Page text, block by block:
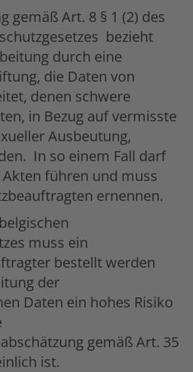
gemäß Art. 8 § 1 (2) des
bezieht
durch eine
die Daten von
denen schwere
in Bezug auf vermisste
Ausbeutung,
In so einem Fall darf
führen und muss
ernennen.
muss ein
bestellt werden
der
Daten ein hohes Risiko
gemäß Art. 35
ist.